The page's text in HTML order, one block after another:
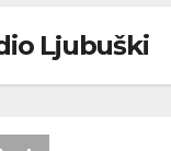
Ljubuški